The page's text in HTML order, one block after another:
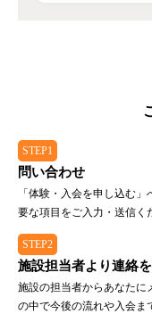
STEP1
問い合わせ
「体験・入会を申し込む
要な項目をご入力・送信く
STEP2
施設担当者より連絡
施設の担当者からあなたに
の中で今後の流れや入会ま